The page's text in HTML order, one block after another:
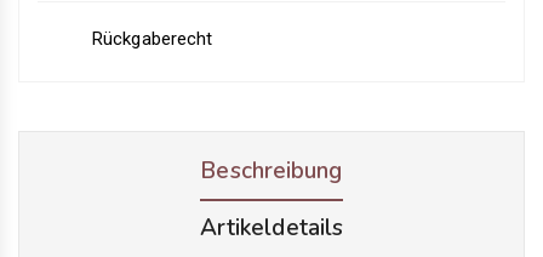
Rückgaberecht
Beschreibung
Artikeldetails